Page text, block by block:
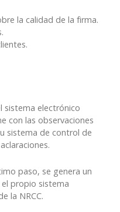
la calidad de la firma.
sistema electrónico
con las observaciones
sistema de control de
paso, se genera un
propio sistema
la NRCC.